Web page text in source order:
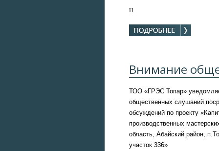
н
Внимание
ТОО «ГРЭС Топар»
общественных слушаний
обсуждений по проекту
производственных
область, Абайский район,
участок 336»